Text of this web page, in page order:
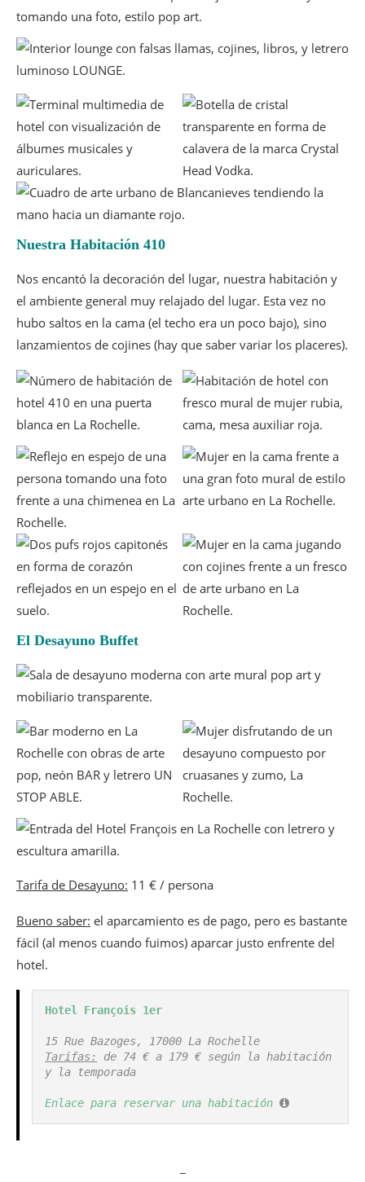
Nuestra Habitación 410
Nos encantó la decoración del lugar, nuestra habitación y
el ambiente general muy relajado del lugar. Esta vez no
hubo saltos en la cama (el techo era un poco bajo), sino
lanzamientos de cojines (hay que saber variar los placeres).
El Desayuno Buffet
Tarifa de Desayuno: 11 € / persona
Bueno saber: el aparcamiento es de pago, pero es bastante
fácil (al menos cuando fuimos) aparcar justo enfrente del
hotel.
Hotel François 1er
Tarifas:
de 74 € a 179 € según la habitación
y la temporada
Enlace para reservar una habitación